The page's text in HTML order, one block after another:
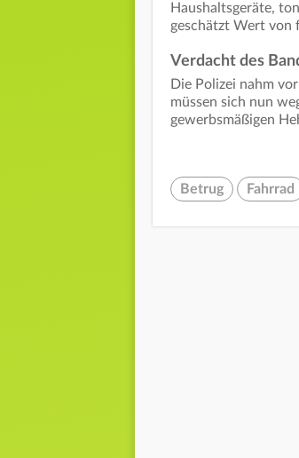
Haushaltsgeräte,
geschätzt Wert von
Verdacht des
Die Polizei nahm
müssen sich nun
gewerbsmäßigen
Betrug Fahrrad